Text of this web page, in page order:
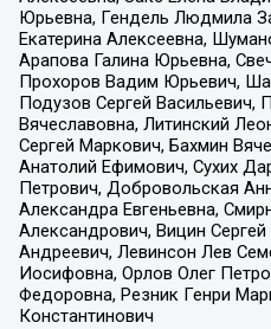
Юрьевна, Гендель Людмила
Екатерина Алексеевна,
Арапова Галина Юрьевна,
Прохоров Вадим Юрьевич,
Подузов Сергей Васильевич,
Вячеславовна, Литинский
Сергей Маркович, Бахмин
Анатолий Ефимович, Сухих
Петрович, Добровольская
Александра Евгеньевна,
Александрович, Вицин
Андреевич, Левинсон Лев
Иосифовна, Орлов Олег
Федоровна, Резник Генри
Константинович